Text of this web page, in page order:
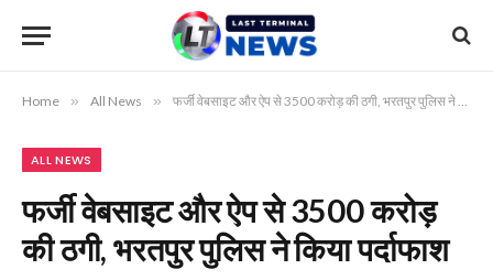
Home » All News » फर्जी वेबसाइट और ऐप से 3500 करोड़ की ठगी, भरतपुर पुलिस ने किया पर्दाफाश
ALL NEWS
फर्जी वेबसाइट और ऐप से 3500 करोड़
की ठगी, भरतपुर पुलिस ने किया पर्दाफाश